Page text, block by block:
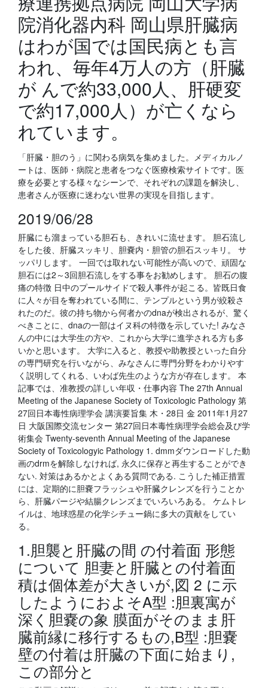
院消化器内科 岡山県肝臓病
はわが国では国民病とも言
われ、毎年4万人の方（肝臓
が んで約33,000人、肝硬変
で約17,000人）が亡くなら
れています。
「肝臓・胆のう」に関わる病気を集めました。メディカルノ
ートは、医師・病院と患者をつなぐ医療検索サイトです。医
療を必要とする様々なシーンで、それぞれの課題を解決し、
患者さんが医療に迷わない世界の実現を目指します。
2019/06/28
肝臓にも溜まっている胆石も、きれいに流せます。 胆石流し
をした後、肝臓スッキリ、胆嚢内・胆管の胆石スッキリ。 サ
ッパリします。 一回では取れない可能性が高いので、頑固な
胆石には2～3回胆石流しをする事をお勧めします。 胆石の腹
痛の特徴 日中のプールサイドで殺人事件が起こる。皆既日食
に人々が目を奪われている間に、テンプルという男が絞殺さ
れたのだ。彼の持ち物から何者かのdnaが検出されるが、驚く
べきことに、dnaの一部はイヌ科の特徴を示していた! みなさ
んの中には大学生の方や、これから大学に進学される方も多
いかと思います。 大学に入ると、教授や助教授といった自分
の専門研究を行いながら、みなさんに専門分野をわかりやす
く説明してくれる、いわば先生のような方が存在します。 本
記事では、准教授の詳しい年収・仕事内容 The 27th Annual
Meeting of the Japanese Society of Toxicologic Pathology 第
27回日本毒性病理学会 講演要旨集 木・28日 金 2011年1月27
日 大阪国際交流センター 第27回日本毒性病理学会総会及び学
術集会 Twenty-seventh Annual Meeting of the Japanese
Society of Toxicologyic Pathology 1. dmmダウンロードした動
画のdrmを解除しなければ, 永久に保存と再生することができ
ない. 対策はあるかとよくある質問である. こうした補正措置
には、定期的に胆嚢フラッシュや肝臓クレンズを行うことか
ら、肝臓パージや結腸クレンズまでいろいろある。 ケムトレ
イルは、地球惑星の化学シチュー鍋に多大の貢献をしてい
る。
1.胆襲と肝臓の間 の付着面 形態
について 胆妻と肝臓との付着面
積は個体差が大きいが,図 2 に示
したようにおよそA型 :胆裏寓が
深く胆嚢の象 膜面がそのまま肝
臓前縁に移行するもの,B型 :胆嚢
壁の付着は肝臓の下面に始まり,
この部分と